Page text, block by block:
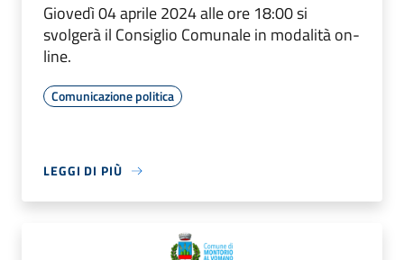
Giovedì 04 aprile 2024 alle ore 18:00 si
svolgerà il Consiglio Comunale in modalità on-
line.
Comunicazione politica
LEGGI DI PIÙ